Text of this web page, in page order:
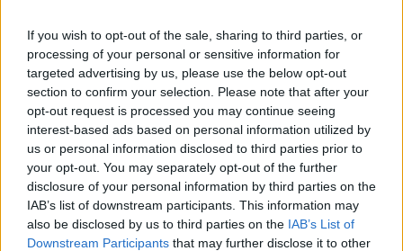
If you wish to opt-out of the sale, sharing to third parties, or
processing of your personal or sensitive information for
targeted advertising by us, please use the below opt-out
section to confirm your selection. Please note that after your
opt-out request is processed you may continue seeing
interest-based ads based on personal information utilized by
us or personal information disclosed to third parties prior to
your opt-out. You may separately opt-out of the further
disclosure of your personal information by third parties on the
IAB’s list of downstream participants. This information may
also be disclosed by us to third parties on the IAB’s List of
Downstream Participants that may further disclose it to other
ΔΙΕΘΝΗ
Θλίψη στο Χόλιγουντ: Πέθανε η ηθοποιός
Σάλι Κέρκλαντ
Η Σάλι Κέρκλαντ πέθανε τα ξημερώματα της Τρίτης σε ηλικία 84
ετών. Την είδηση επιβεβαίωσε ο εκπρόσωπός της,…
Newsroom 11 Νοεμβρίου, 2025